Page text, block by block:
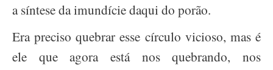
a síntese da imundície daqui do porão.
Era preciso quebrar esse círculo vicioso, mas é
ele que agora está nos quebrando, nos